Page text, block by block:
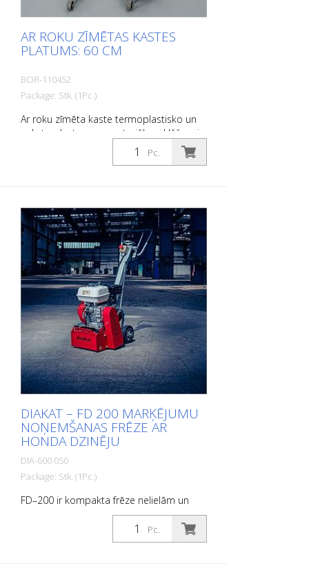
AR ROKU ZĪMĒTAS KASTES
PLATUMS: 60 CM
BOR-110452
Package: Stk. (1Pc.)
Ar roku zīmēta kaste termoplastisko un
auksto plastmasas materiālu uzklāšanai.
Pc.
DIAKAT – FD 200 MARĶĒJUMU
NOŅEMŠANAS FRĒZE AR
HONDA DZINĒJU
DIA-600 050
Package: Stk. (1Pc.)
FD–200 ir kompakta frēze nelielām un
vidēji lielām virsmām. Tās zemais
smaguma centrs nodrošina ātru un
vienmērīgu darbu. To var aprīkot ar
Pc.